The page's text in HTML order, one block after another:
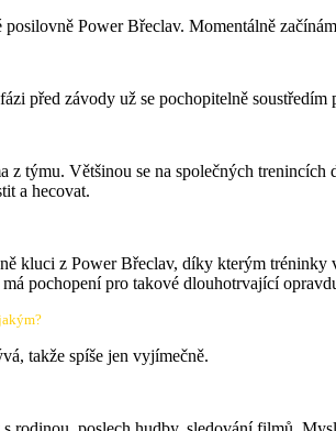
Power Břeclav. Momentálně
před závody už se pochopitelně
z týmu. Většinou se na společných
a hecovat.
kluci z Power Břeclav, díky kterým
pochopení pro takové dlouhotrvající
takže spíše jen vyjímečně.